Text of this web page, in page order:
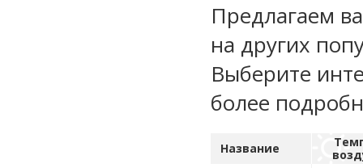
Предлагаем
на других
Выберите
более
Название